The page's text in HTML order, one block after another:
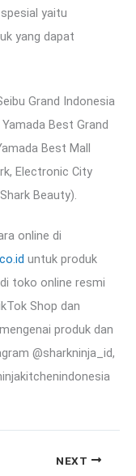
yaitu
yang dapat
Grand Indonesia
Best Grand
Best Mall
Electronic City
Beauty).
online di
untuk produk
toko online resmi
Shop dan
produk dan
@sharkninja_id,
NEXT